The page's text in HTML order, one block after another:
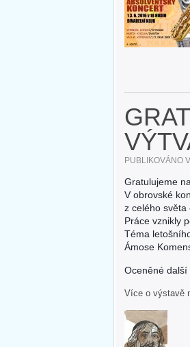
PUBLIKOVÁNO V
Gratulujeme
V obrovské
z celého světa
Práce vznikly
Téma
Ámose
Oceněné další
Více o výstavě